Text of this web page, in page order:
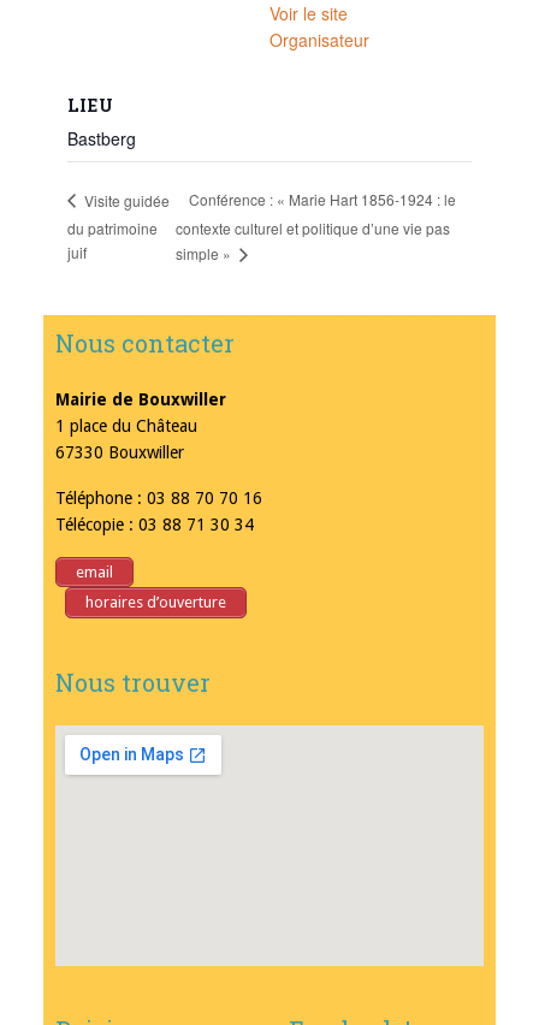
Voir le site
Organisateur
LIEU
Bastberg
Visite guidée
du patrimoine
juif
Conférence : « Marie Hart 1856-1924 : le
contexte culturel et politique d’une vie pas
simple »
Nous contacter
Mairie de Bouxwiller
1 place du Château
67330 Bouxwiller
Téléphone : 03 88 70 70 16
Télécopie : 03 88 71 30 34
email
horaires d’ouverture
Nous trouver